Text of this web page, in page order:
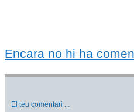
Encara no hi ha
El teu comentari ...